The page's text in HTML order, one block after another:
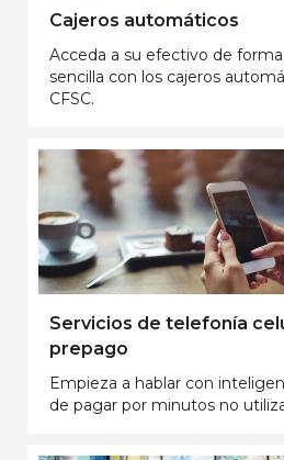
Cajeros automáticos
Acceda a su efectivo de
sencilla con los cajeros
CFSC.
Servicios de telefonía
prepago
Empieza a hablar con
de pagar por minutos no